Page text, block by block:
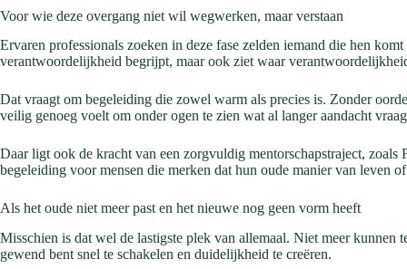
Voor wie deze overgang niet wil wegwerken, maar verstaan
Ervaren professionals zoeken in deze fase zelden iemand die hen
verantwoordelijkheid begrijpt, maar ook ziet waar
Dat vraagt om begeleiding die zowel warm als precies is. Zonder
veilig genoeg voelt om onder ogen te zien wat al langer aandacht
Daar ligt ook de kracht van een zorgvuldig mentorschapstraject, zoals
begeleiding voor mensen die merken dat hun oude manier van leven
Als het oude niet meer past en het nieuwe nog geen vorm heeft
Misschien is dat wel de lastigste plek van allemaal. Niet meer
gewend bent snel te schakelen en duidelijkheid te creëren.